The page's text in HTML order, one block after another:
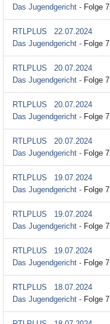
Das Jugendgericht - Folge
RTLPLUS
22.07.2024
Das Jugendgericht - Folge
RTLPLUS
20.07.2024
Das Jugendgericht - Folge
RTLPLUS
20.07.2024
Das Jugendgericht - Folge
RTLPLUS
20.07.2024
Das Jugendgericht - Folge
RTLPLUS
19.07.2024
Das Jugendgericht - Folge
RTLPLUS
19.07.2024
Das Jugendgericht - Folge
RTLPLUS
19.07.2024
Das Jugendgericht - Folge
RTLPLUS
18.07.2024
Das Jugendgericht - Folge